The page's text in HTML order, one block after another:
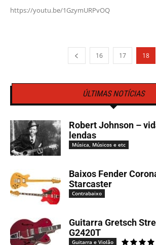
https://youtu.be/1GzymURPvOQ
16 17 18
ÚLTIMAS NOTÍCIAS
Robert Johnson –
lendas
Música, Músicos e etc
Baixos Fender
Starcaster
Contrabaixo
Guitarra Gretsch
G2420T
Guitarra e Violão